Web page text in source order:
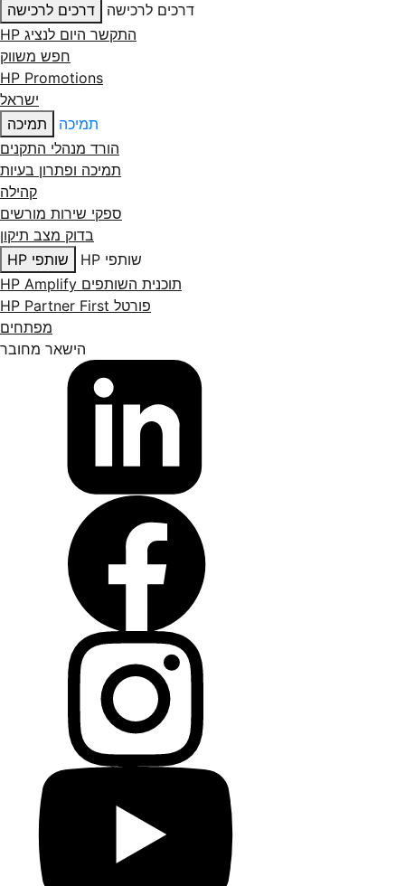
דרכים לרכישה
דרכים לרכישה
התקשר היום לנציג HP
חפש משווק
HP Promotions
ישראל
תמיכה
תמיכה
הורד מנהלי התקנים
תמיכה ופתרון בעיות
קהילה
ספקי שירות מורשים
בדוק מצב תיקון
שותפי HP
שותפי HP
תוכנית השותפים HP Amplify
פורטל HP Partner First
מפתחים
הישאר מחובר